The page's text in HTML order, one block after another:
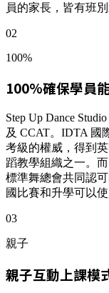
員的家長，皆有班
02
100%
100%確保學員
Step Up Dance
及 CCAT。IDTA 國
考級的權威，得到
蹈教學組織之一。
標準舞總會共同認
國比賽和升學可以使
03
親子
親子互動上課模